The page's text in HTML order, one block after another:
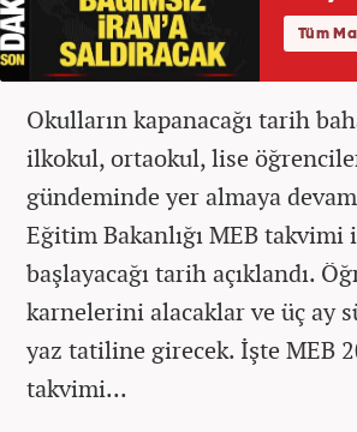
Okulların kapanacağı tarih
ilkokul, ortaokul, lise
gündeminde yer almaya
Eğitim Bakanlığı MEB
başlayacağı tarih açıklandı.
karnelerini alacaklar ve üç ay
yaz tatiline girecek. İşte MEB
takvimi...